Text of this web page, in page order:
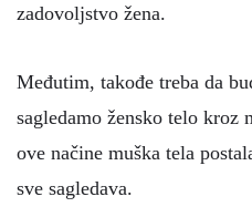
zadovoljstvo žena.
Međutim, takođe treba da
sagledamo žensko telo kroz
ove načine muška tela
sve sagledava.